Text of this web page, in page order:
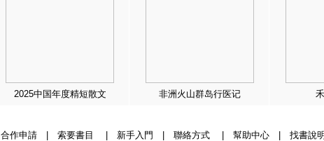
2025中国年度精短散文 非洲火山群岛行医记
合作申請| 索要書目 新手入門 聯絡方式| 幫助中心| 找書說明